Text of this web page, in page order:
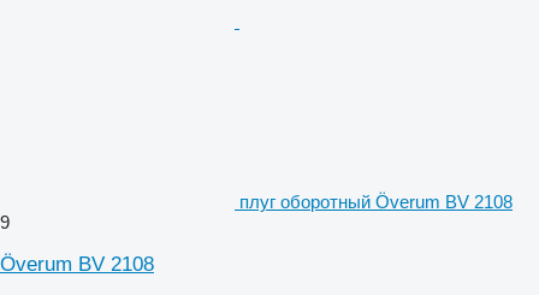
плуг оборотный Överum BV 2108
9
Överum BV 2108